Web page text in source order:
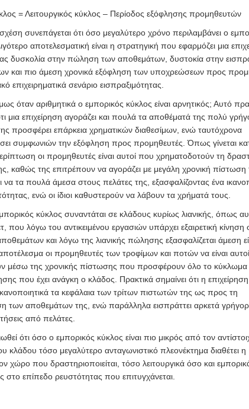
= Λειτουργικός κύκλος – Περίοδος εξόφλησης προμηθευτών
συνεπάγεται ότι όσο μεγαλύτερο χρόνο περιλαμβάνει ο
αποτελεσματική είναι η στρατηγική που εφαρμόζει μια
δυσκολία στην πώληση των αποθεμάτων, δυστοκία στην
και πιο άμεση χρονικά εξόφληση των υποχρεώσεων προς
επιχειρηματικά σενάριο εισπραξιμότητας.
όταν αριθμητικά ο εμπορικός κύκλος είναι αρνητικός; Αυτό
μια επιχείρηση αγοράζει και πουλά τα αποθέματά της πολύ
προσφέρει επάρκεια χρηματικών διαθεσίμων, ενώ ταυτόχρονα
συμφωνιών την εξόφληση προς προμηθευτές. Όπως γίνεται
οι προμηθευτές είναι αυτοί που χρηματοδοτούν τη
καθώς της επιτρέπουν να αγοράζει με μεγάλη χρονική πίστωση
να τα πουλά άμεσα στους πελάτες της, εξασφαλίζοντας ένα
ενώ οι ίδιοι καθυστερούν να λάβουν τα χρήματά τους.
κύκλος συναντάται σε κλάδους κυρίως λιανικής, όπως
που λόγω του αντικειμένου εργασιών υπάρχει εξαιρετική κίνηση
και λόγω της λιανικής πώλησης εξασφαλίζεται άμεση
οι προμηθευτές των τροφίμων και ποτών να είναι
μέσω της χρονικής πίστωσης που προσφέρουν όλο το κύκλωμα
που έχει ανάγκη ο κλάδος. Πρακτικά σημαίνει ότι η επιχείρηση
τα κεφάλαια των τρίτων πιστωτών της ως προς τη
των αποθεμάτων της, ενώ παράλληλα εισπράττει αρκετά
από πελάτες.
ότι όσο ο εμπορικός κύκλος είναι πιο μικρός από τον
κλάδου τόσο μεγαλύτερο ανταγωνιστικό πλεονέκτημα διαθέτει η
χώρο που δραστηριοποιείται, τόσο λειτουργικά όσο και
στο επίπεδο ρευστότητας που επιτυγχάνεται.